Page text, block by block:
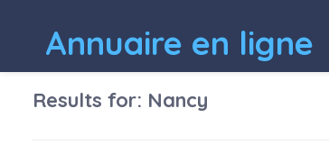
Annuaire en ligne
Results for: Nancy